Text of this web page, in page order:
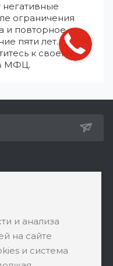
негативные
ограничения
и повторное
пяти лет.
к своему
МФЦ.
и анализа
на сайте
и система